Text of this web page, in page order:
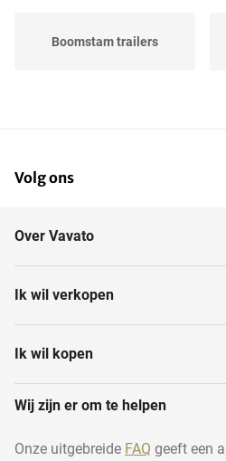
Boomstam trailers
Bosbouwtractoren
Volg ons
Over Vavato
Ik wil verkopen
Ik wil kopen
Wij zijn er om te helpen
Onze uitgebreide FAQ geeft een